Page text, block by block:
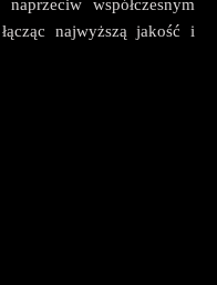
współczesnym
najwyższą jakość i